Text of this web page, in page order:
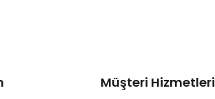
Müşteri Hizmetleri